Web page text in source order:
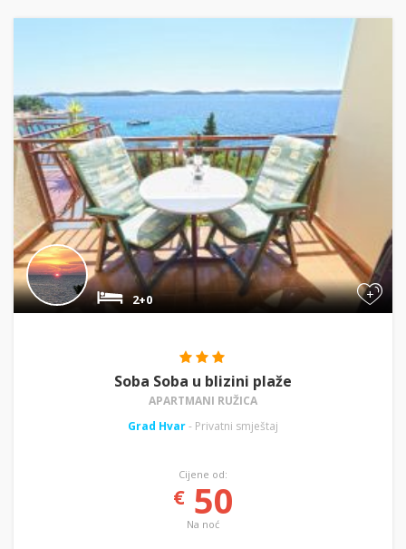
+
2+0
Soba Soba u blizini plaže
APARTMANI RUŽICA
Grad Hvar- Privatni smještaj
Cijene od:
€50
Na noć